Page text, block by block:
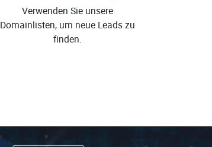
Verwenden Sie unsere
Domainlisten, um neue Leads zu
finden.